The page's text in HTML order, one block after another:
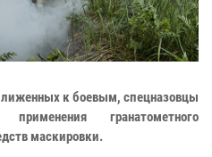
к боевым, спецназовцы
гранатометного
маскировки.